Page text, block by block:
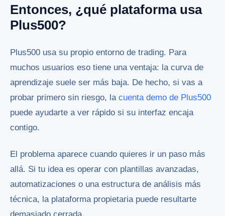
Entonces, ¿qué plataforma usa
Plus500?
Plus500 usa su propio entorno de trading. Para
muchos usuarios eso tiene una ventaja: la curva de
aprendizaje suele ser más baja. De hecho, si vas a
probar primero sin riesgo, la cuenta demo de Plus500
puede ayudarte a ver rápido si su interfaz encaja
contigo.
El problema aparece cuando quieres ir un paso más
allá. Si tu idea es operar con plantillas avanzadas,
automatizaciones o una estructura de análisis más
técnica, la plataforma propietaria puede resultarte
demasiado cerrada.